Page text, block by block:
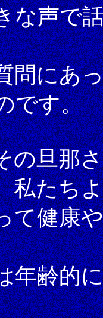
な声で
問にあ
です。
の旦那
私たち
て健康
年齢的